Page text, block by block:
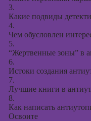
3.
Какие подвиды
4.
Чем обусловлен
5.
“Жертвенные зоны” в
6.
Истоки создания
7.
Лучшие книги в
8.
Как написать
Освоите